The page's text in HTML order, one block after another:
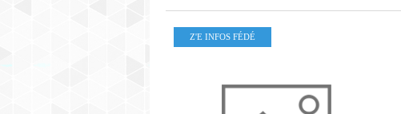
Z'E INFOS FÉDÉ